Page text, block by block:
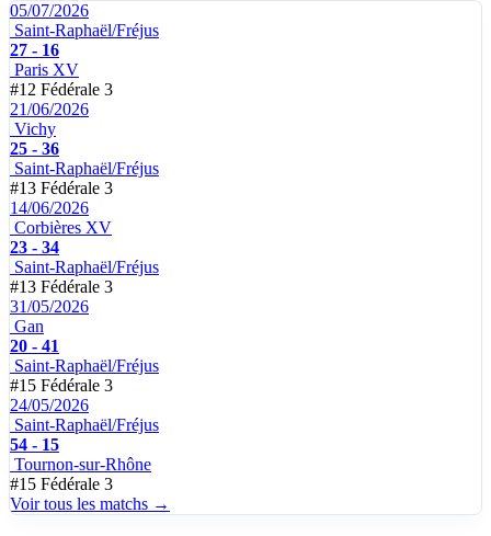
05/07/2026
Saint-Raphaël/Fréjus
27 - 16
Paris XV
#12 Fédérale 3
21/06/2026
Vichy
25 - 36
Saint-Raphaël/Fréjus
#13 Fédérale 3
14/06/2026
Corbières XV
23 - 34
Saint-Raphaël/Fréjus
#13 Fédérale 3
31/05/2026
Gan
20 - 41
Saint-Raphaël/Fréjus
#15 Fédérale 3
24/05/2026
Saint-Raphaël/Fréjus
54 - 15
Tournon-sur-Rhône
#15 Fédérale 3
Voir tous les matchs →